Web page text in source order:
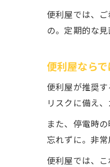
便利屋では、
の。定期的な
便利屋なら
便利屋が推奨
リスクに備え
また、停電時
忘れずに。非
便利屋では、